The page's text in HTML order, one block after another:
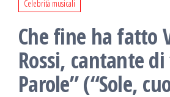
Celebrità musicali
Che fine ha fatto
Rossi, cantante di
Parole” (“Sole,